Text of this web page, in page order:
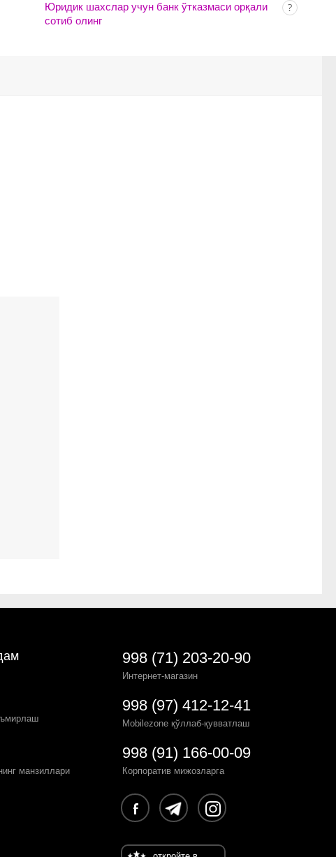
Юридик шахслар учун банк ўтказмаси орқали
сотиб олинг
манзиллари
998 (71) 203-20-90
Интернет-магазин
998 (97) 412-12-41
Mobilezone қўллаб-қувватлаш
998 (91) 166-00-09
Корпоратив мижозларга